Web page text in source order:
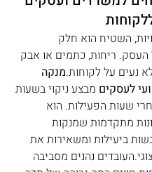
השטיח הוא חלק
ריחות, כתמים או אבק
נעים על לקוחות.מנקה
לעסקים מבצע ניקוי בשעות
שעות הפעילות. הוא
מתקדמות שמנקות
ביעילות ומשאירות את
נהנים מסביבה